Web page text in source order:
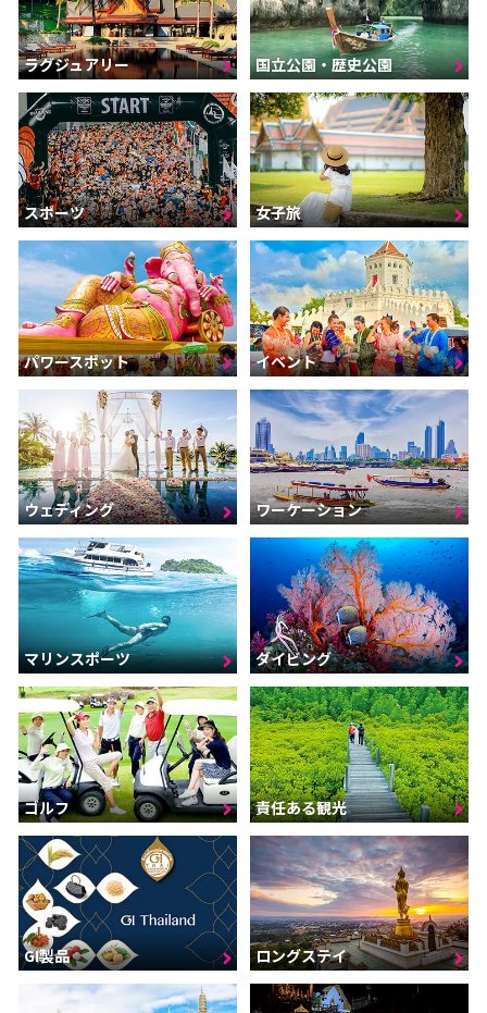
ラグジュアリー 国立公園・歴史公園
スポーツ 女子旅
パワースポット イベント
ウェディング ワーケーション
マリンスポーツ ダイビング
ゴルフ 責任ある観光
GI製品 ロングステイ